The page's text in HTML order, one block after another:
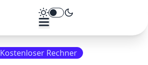
Theme umschalten
Kostenloser Rechner